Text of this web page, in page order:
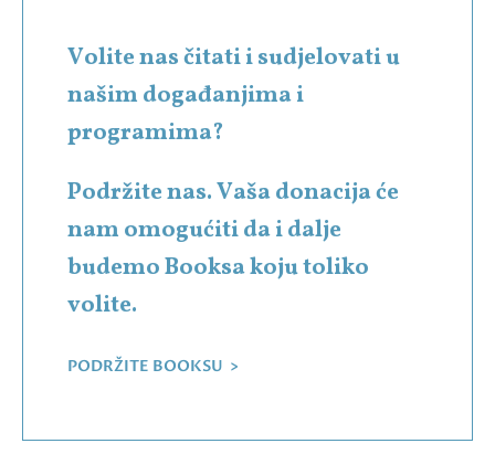
Volite nas čitati i sudjelovati u
našim događanjima i
programima?
Podržite nas. Vaša donacija će
nam omogućiti da i dalje
budemo Booksa koju toliko
volite.
PODRŽITE BOOKSU >